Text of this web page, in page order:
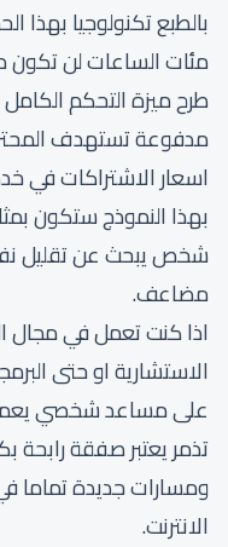
بالطبع تكنولوجيا بهذا
مئات الساعات لن تكون
طرح ميزة التحكم
مدفوعة تستهدف
اسعار الاشتراكات في
بهذا النموذج ستكون
شخص يبحث عن تقليل
مضاعف.
اذا كنت تعمل في مجال
الاستشارية او حتى
على مساعد شخصي
تذمر يعتبر صفقة رابحة
ومسارات جديدة تماما
الانترنت.